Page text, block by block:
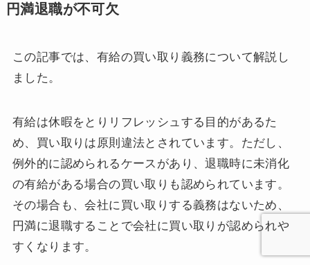
円満退職が不可欠
この記事では、有給の買い取り義務について解説し
ました。
有給は休暇をとりリフレッシュする目的があるた
め、買い取りは原則違法とされています。ただし、
例外的に認められるケースがあり、退職時に未消化
の有給がある場合の買い取りも認められています。
その場合も、会社に買い取りする義務はないため、
円満に退職することで会社に買い取りが認められや
すくなります。